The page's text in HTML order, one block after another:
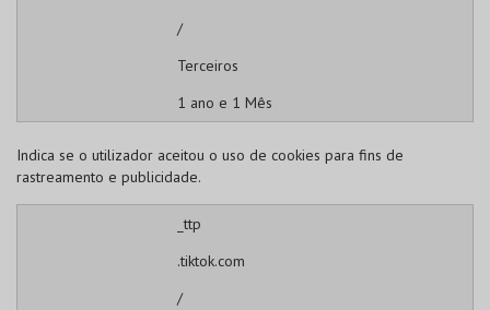
/
Terceiros
1 ano e 1 Mês
Indica se o utilizador aceitou o uso de cookies para fins de
rastreamento e publicidade.
_ttp
.tiktok.com
/